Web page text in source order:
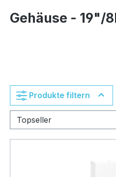
Gehäuse - 19"/
Produkte filtern